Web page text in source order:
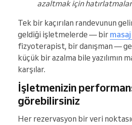
azaltmak için hatırlatmalar
Tek bir kaçırılan randevunun
geldiği işletmelerde — bir
fizyoterapist, bir danışman —
küçük bir azalma bile yazılımın
karşılar.
İşletmenizin
görebilirsiniz
Her rezervasyon bir veri